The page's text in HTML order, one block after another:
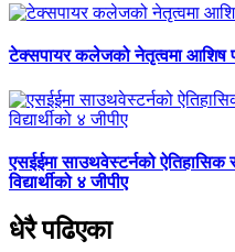
टेक्सपायर कलेजको नेतृत्वमा आशिष
एसईईमा साउथवेस्टर्नको
विद्यार्थीको ४ जीपीए
धेरै पढिएका